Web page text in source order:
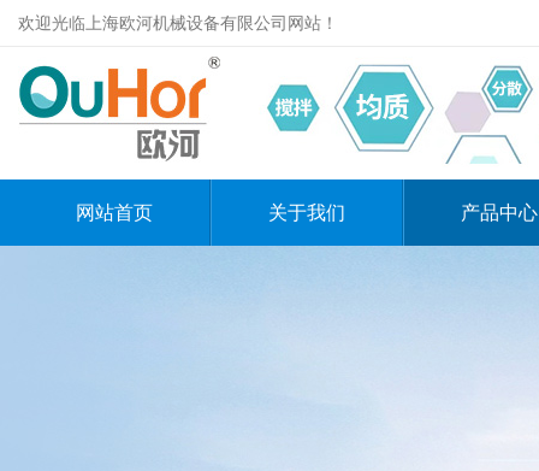
欢迎光临上海欧河机械设备有限公司网站！
网站首页 关于我们 产品中心